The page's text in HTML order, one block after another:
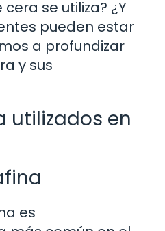
se utiliza? ¿Y
pueden estar
a profundizar
y sus
utilizados en
es